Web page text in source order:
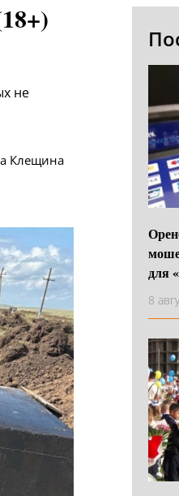
не
Клещина
для
8